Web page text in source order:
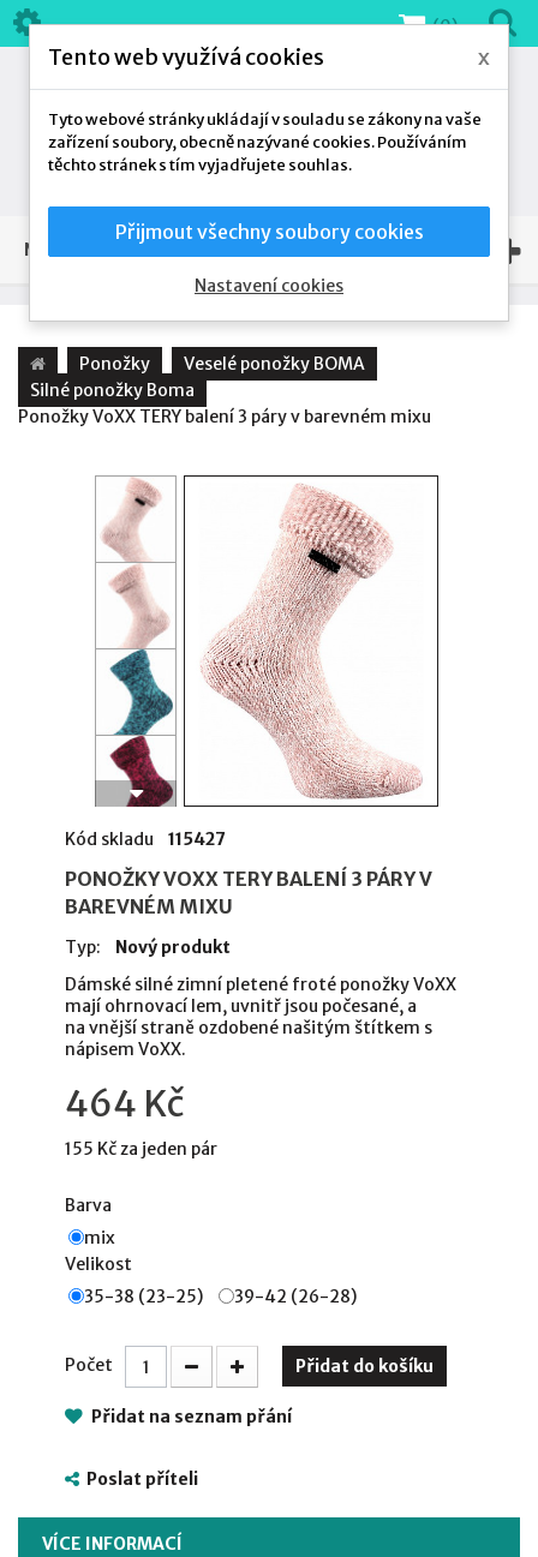
(0)
NAŠE NABÍDKA
Ponožky
Veselé ponožky BOMA
Silné ponožky Boma
Ponožky VoXX TERY balení 3 páry v barevném mixu
Kód skladu 115427
PONOŽKY VOXX TERY BALENÍ 3 PÁRY V
BAREVNÉM MIXU
Typ:
Nový produkt
Dámské silné zimní pletené froté ponožky VoXX
mají ohrnovací lem, uvnitř jsou počesané, a
na vnější straně ozdobené našitým štítkem s
nápisem VoXX.
464 Kč
155 Kčza jeden pár
Barva
mix
Velikost
35-38 (23-25)
39-42 (26-28)
Počet Přidat do košíku
Přidat na seznam přání
Poslat příteli
VÍCE INFORMACÍ
Tento web využívá cookies x
Tyto webové stránky ukládají v souladu se zákony na vaše
zařízení soubory, obecně nazývané cookies. Používáním
těchto stránek s tím vyjadřujete souhlas.
Přijmout všechny soubory cookies
Nastavení cookies